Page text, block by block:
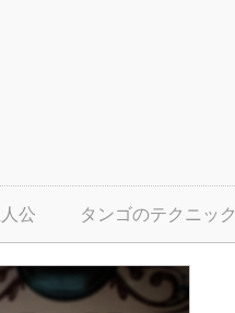
公 タンゴのテクニック